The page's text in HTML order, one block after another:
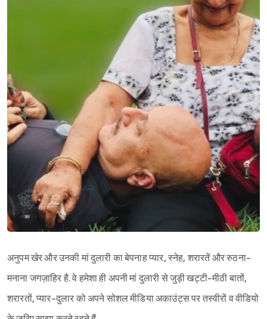
अनुपम खेर और उनकी मां दुलारी का बेपनाह प्यार, स्नेह, शरारतें और रुठना-
मनाना जगज़ाहिर है. वे हमेशा ही अपनी मां दुलारी से जुड़ी खट्टी-मीठी बातों,
शरारतों, प्यार-दुलार को अपने सोशल मीडिया अकाउंट्स पर तस्वीरों व वीडियो